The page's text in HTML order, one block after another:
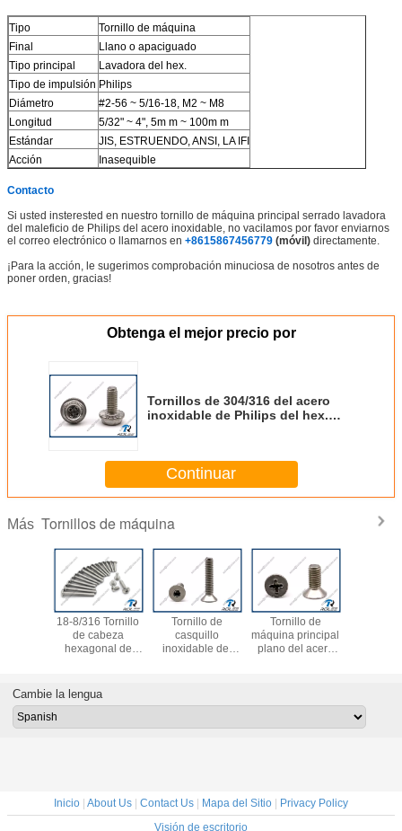
Tipo
Tornillo de máquina
Final
Llano o apaciguado
Tipo principal
Lavadora del hex.
Tipo de impulsión Philips
Diámetro
#2-56 ~ 5/16-18, M2 ~ M8
Longitud
5/32" ~ 4", 5m m ~ 100m m
Estándar
JIS, ESTRUENDO, ANSI, LA IFI
Acción
Inasequible
Contacto
Si usted insterested en nuestro tornillo de máquina principal serrado lavadora
del maleficio de Philips del acero inoxidable, no vacilamos por favor enviarnos
el correo electrónico o llamarnos en +8615867456779 (móvil) directamente.
¡Para la acción, le sugerimos comprobación minuciosa de nosotros antes de
poner orden, gracias!
Obtenga el mejor precio por
Tornillos de 304/316 del acero
inoxidable de Philips del hex.
Continuar
Más Tornillos de máquina
18-8/316 Tornillo
de cabeza
hexagonal de
Tornillo de
casquillo
inoxidable del
304/316/A2/A4
Tornillo de
máquina principal
plano del acero
8/A2/A4
Cambie la lengua
Inicio | About Us | Contact Us | Mapa del Sitio | Privacy Policy
Visión de escritorio